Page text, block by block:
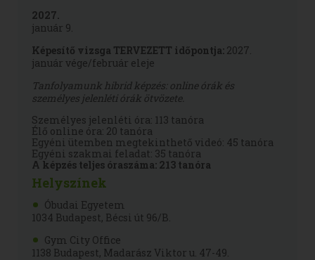
2027.
január 9.
Képesítő vizsga TERVEZETT időpontja: 2027.
január vége/február eleje
Tanfolyamunk hibrid képzés: online órák és
személyes jelenléti órák ötvözete.
Személyes jelenléti óra: 113 tanóra
Élő online óra: 20 tanóra
Egyéni ütemben megtekinthető videó: 45 tanóra
Egyéni szakmai feladat: 35 tanóra
A képzés teljes óraszáma: 213 tanóra
Helyszínek
Óbudai Egyetem
1034 Budapest, Bécsi út 96/B.
Gym City Office
1138 Budapest, Madarász Viktor u. 47-49.